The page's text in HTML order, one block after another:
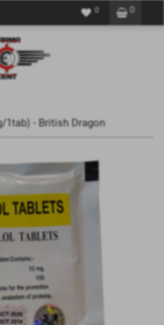
0
0
1tab) - British Dragon